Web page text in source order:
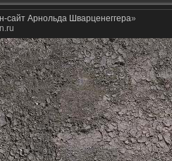
сайт Арнольда Шварценеггера»